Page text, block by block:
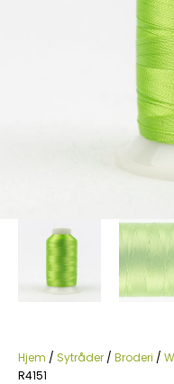
Hjem / Sytråder / Broderi /
R4151